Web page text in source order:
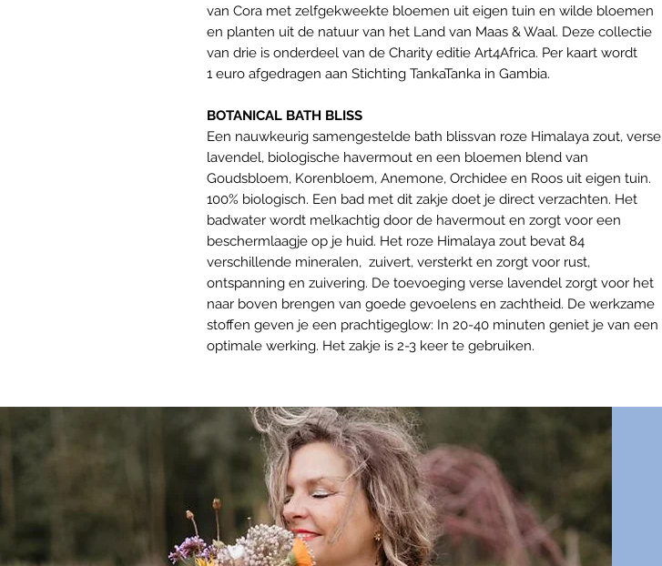
van Cora met zelfgekweekte bloemen uit eigen tuin en wilde bloemen
en planten uit de natuur van het Land van Maas & Waal. Deze collectie
van drie is onderdeel van de Charity editie Art4Africa. Per kaart wordt
1 euro afgedragen aan Stichting TankaTanka in Gambia.
BOTANICAL BATH BLISS
Een nauwkeurig samengestelde bath blissvan roze Himalaya zout, verse
lavendel, biologische havermout en een bloemen blend van
Goudsbloem, Korenbloem, Anemone, Orchidee en Roos uit eigen tuin.
100% biologisch. Een bad met dit zakje doet je direct verzachten. Het
badwater wordt melkachtig door de havermout en zorgt voor een
beschermlaagje op je huid. Het roze Himalaya zout bevat 84
verschillende mineralen, zuivert, versterkt en zorgt voor rust,
ontspanning en zuivering. De toevoeging verse lavendel zorgt voor het
naar boven brengen van goede gevoelens en zachtheid. De werkzame
stoffen geven je een prachtigeglow: In 20-40 minuten geniet je van een
optimale werking. Het zakje is 2-3 keer te gebruiken.